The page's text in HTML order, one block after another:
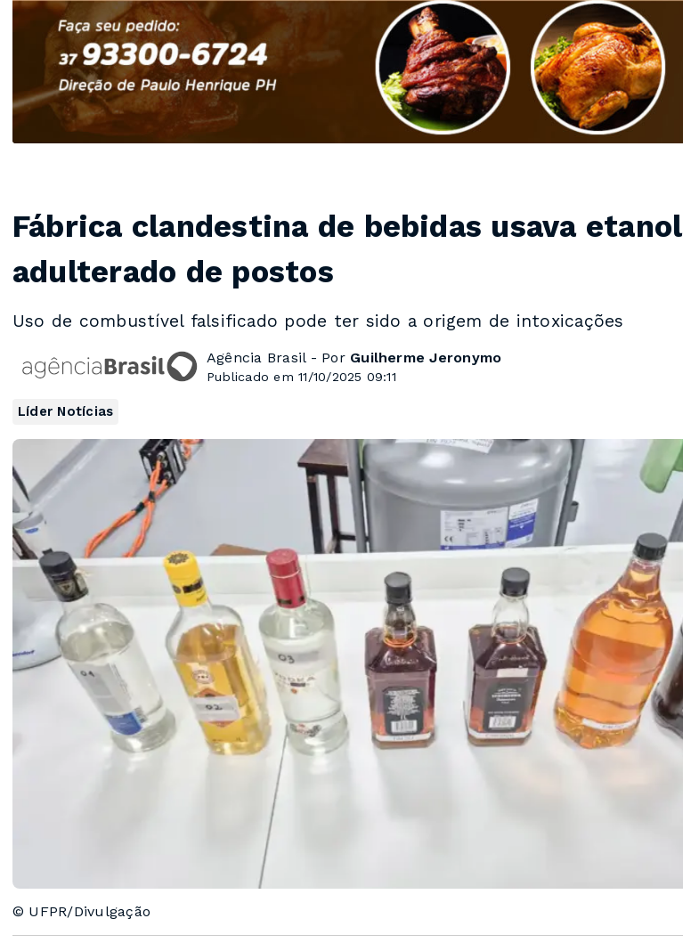
Fábrica clandestina de bebidas usava etanol
adulterado de postos
Uso de combustível falsificado pode ter sido a origem de intoxicações
Agência Brasil - Por Guilherme Jeronymo
Publicado em 11/10/2025 09:11
Líder Notícias
© UFPR/Divulgação